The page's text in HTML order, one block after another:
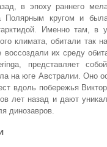
в эпоху раннего
Полярным кругом и была
Именно там, в
климата, обитали
воссоздали их среду
представляет
на юге Австралии. Оно
вдоль побережья
лет назад и дают
динозавров.